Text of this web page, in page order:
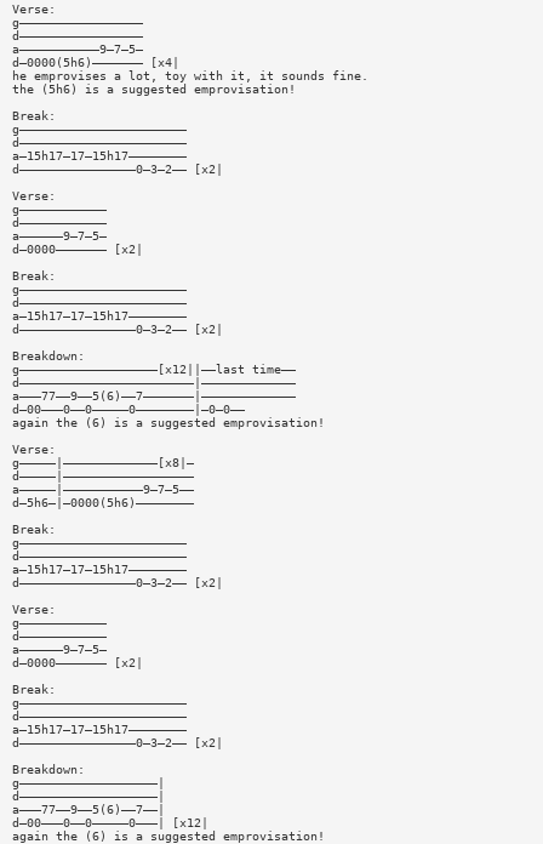
Verse:
g—————————————————
d—————————————————
a———————————9—7—5—
d—0000(5h6)——————— [x4|
he emprovises a lot, toy with it, it sounds fine.
the (5h6) is a suggested emprovisation!
Break:
g———————————————————————
d———————————————————————
a—15h17—17—15h17————————
d————————————————0—3—2—— [x2|
Verse:
g————————————
d————————————
a——————9—7—5—
d—0000——————— [x2|
Break:
g———————————————————————
d———————————————————————
a—15h17—17—15h17————————
d————————————————0—3—2—— [x2|
Breakdown:
g———————————————————[x12||——last time——
d————————————————————————|—————————————
a———77——9——5(6)——7———————|—————————————
d—00———0——0—————0————————|—0—0——
again the (6) is a suggested emprovisation!
Verse:
g—————|—————————————[x8|—
d—————|——————————————————
a—————|———————————9—7—5——
d—5h6—|—0000(5h6)————————
Break:
g———————————————————————
d———————————————————————
a—15h17—17—15h17————————
d————————————————0—3—2—— [x2|
Verse:
g————————————
d————————————
a——————9—7—5—
d—0000——————— [x2|
Break:
g———————————————————————
d———————————————————————
a—15h17—17—15h17————————
d————————————————0—3—2—— [x2|
Breakdown:
g———————————————————|
d———————————————————|
a———77——9——5(6)——7——|
d—00———0——0—————0———| [x12|
again the (6) is a suggested emprovisation!